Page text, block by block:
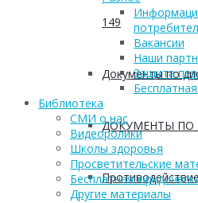
149
Документы по
ДОКУМЕНТЫ ПО
Вакансии
Наши
Защита
Библиотека
СМИ о нас
Видеоролики
Школы здоровья
Просветительские
Бесплатная
Другие материалы